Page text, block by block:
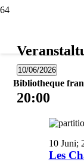
Bibliotheque
10/06/2026
Datum
wählen.
20:00
Les
10 Juni;